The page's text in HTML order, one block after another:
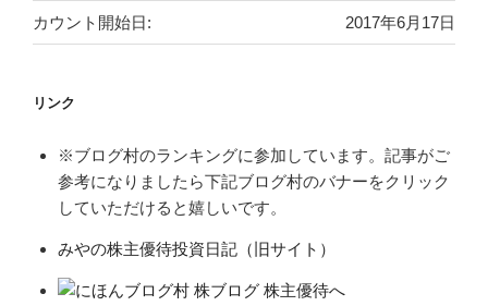
2017年6月17日
カウント開始日:
リンク
※ブログ村のランキングに参加しています。記事がご
参考になりましたら下記ブログ村のバナーをクリック
していただけると嬉しいです。
みやの株主優待投資日記（旧サイト）